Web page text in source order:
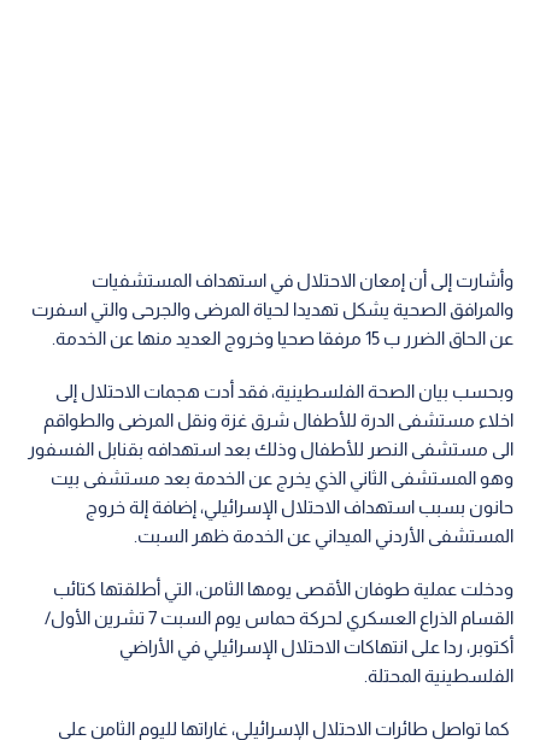
وأشارت إلى أن إمعان الاحتلال في استهداف المستشفيات
والمرافق الصحية يشكل تهديدا لحياة المرضى والجرحى والتي اسفرت
عن الحاق الضرر ب 15 مرفقا صحيا وخروج العديد منها عن الخدمة.
وبحسب بيان الصحة الفلسطينية، فقد أدت هجمات الاحتلال إلى
اخلاء مستشفى الدرة للأطفال شرق غزة ونقل المرضى والطواقم
الى مستشفى النصر للأطفال وذلك بعد استهدافه بقنابل الفسفور
وهو المستشفى الثاني الذي يخرج عن الخدمة بعد مستشفى بيت
حانون بسبب استهداف الاحتلال الإسرائيلي، إضافة إلة خروج
المستشفى الأردني الميداني عن الخدمة ظهر السبت.
ودخلت عملية طوفان الأقصى يومها الثامن، التي أطلقتها كتائب
القسام الذراع العسكري لحركة حماس يوم السبت 7 تشرين الأول/
أكتوبر، ردا على انتهاكات الاحتلال الإسرائيلي في الأراضي
الفلسطينية المحتلة.
كما تواصل طائرات الاحتلال الإسرائيلي، غاراتها لليوم الثامن على